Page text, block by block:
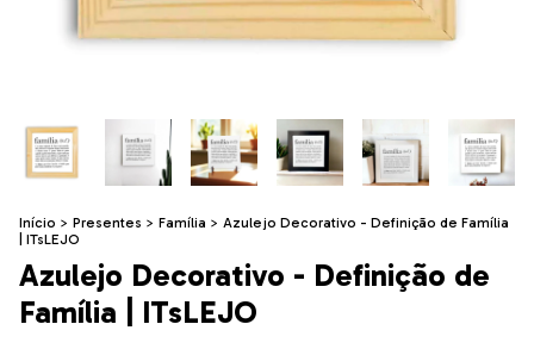
Início > Presentes > Família > Azulejo Decorativo - Definição de Família
| ITsLEJO
Azulejo Decorativo - Definição de
Família | ITsLEJO